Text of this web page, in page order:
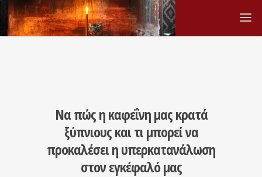
Να πώς η καφεΐνη μας κρατά
ξύπνιους και τι μπορεί να
προκαλέσει η υπερκατανάλωση
στον εγκέφαλό μας